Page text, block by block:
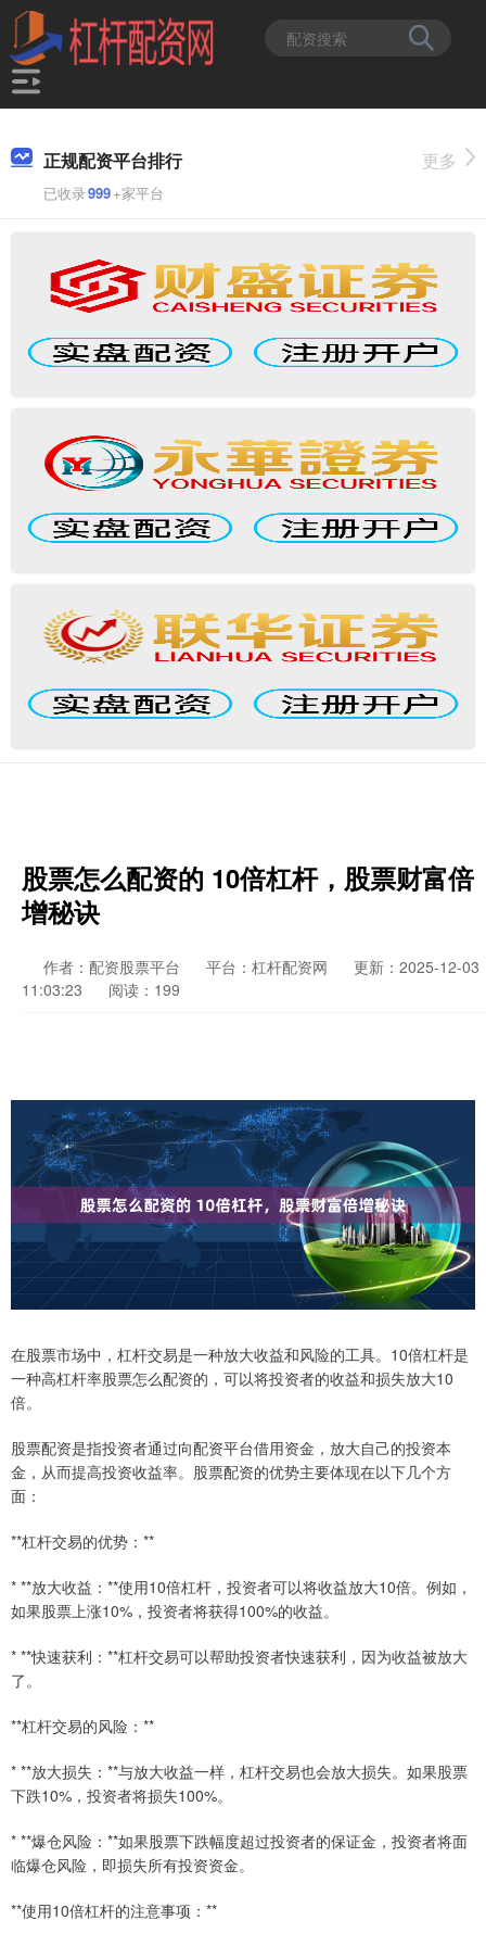
正规配资平台排行
已收录999+家平台
更多
股票怎么配资的 10倍杠杆，股票财富倍
增秘诀
作者：配资股票平台 平台：杠杆配资网
更新：2025-12-03
11:03:23
阅读：199
在股票市场中，杠杆交易是一种放大收益和风险的工具。10倍杠杆是
一种高杠杆率股票怎么配资的，可以将投资者的收益和损失放大10
倍。
股票配资是指投资者通过向配资平台借用资金，放大自己的投资本
金，从而提高投资收益率。股票配资的优势主要体现在以下几个方
面：
**杠杆交易的优势：**
* **放大收益：**使用10倍杠杆，投资者可以将收益放大10倍。例如，
如果股票上涨10%，投资者将获得100%的收益。
* **快速获利：**杠杆交易可以帮助投资者快速获利，因为收益被放大
了。
**杠杆交易的风险：**
* **放大损失：**与放大收益一样，杠杆交易也会放大损失。如果股票
下跌10%，投资者将损失100%。
* **爆仓风险：**如果股票下跌幅度超过投资者的保证金，投资者将面
临爆仓风险，即损失所有投资资金。
**使用10倍杠杆的注意事项：**